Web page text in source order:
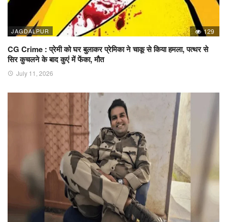
JAGDALPUR 129
CG Crime : प्रेमी को घर बुलाकर प्रेमिका ने चाकू से किया हमला, पत्थर से
सिर कुचलने के बाद कुएं में फेंका, मौत
July 11, 2026